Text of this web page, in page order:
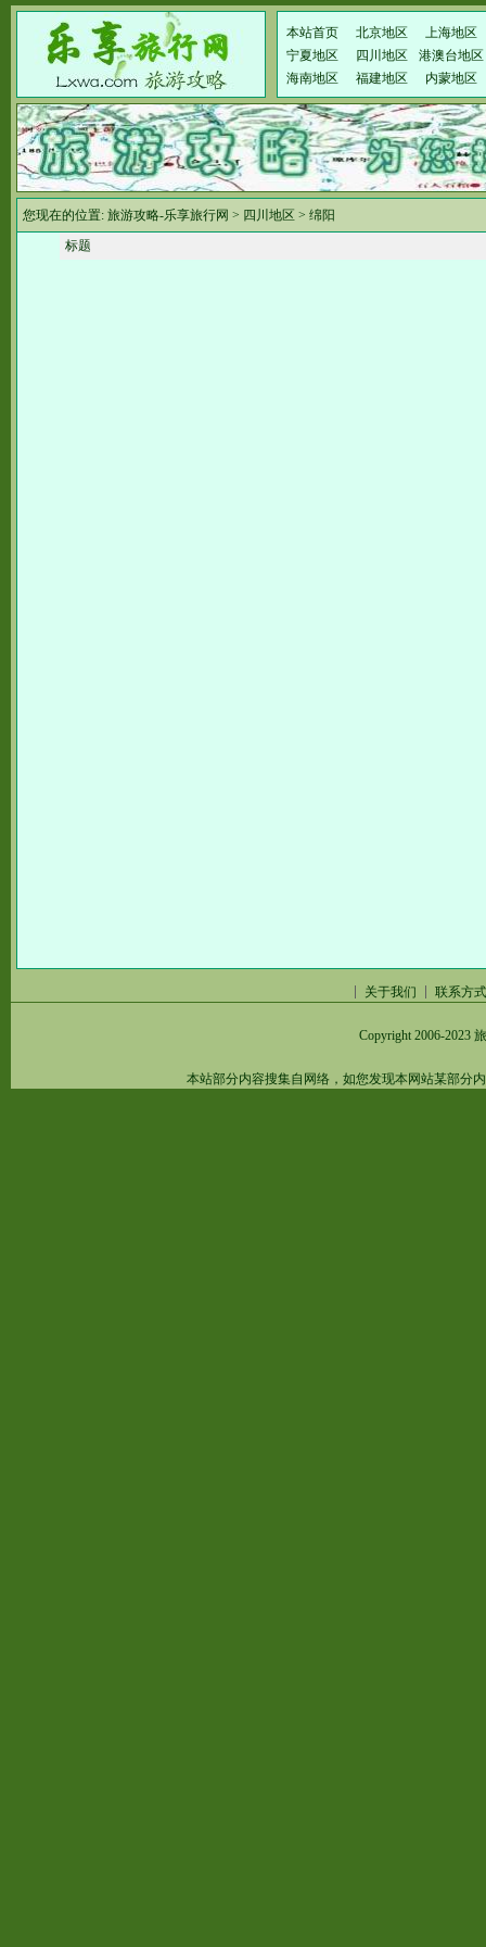
本站首页 北京地区
上海地区
宁夏地区
四川地区
港澳台地区
海南地区
福建地区 内蒙地区
您现在的位置: 旅游攻略-乐享旅行网 > 四川地区 > 绵阳
标题
关于我们 联系方式
Copyright 2006-2023
本站部分内容搜集自网络，如您发现本网站某部分